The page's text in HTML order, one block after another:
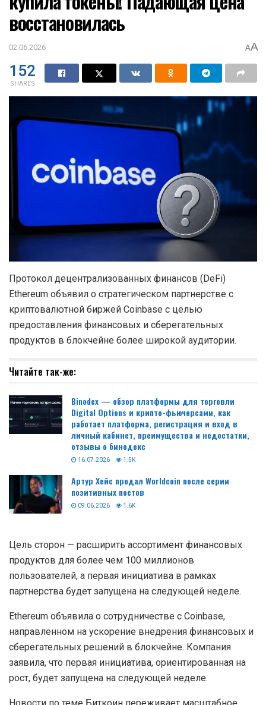
восстановилась
02.06.2026 AA
152
SHARES
Протокол децентрализованных финансов (DeFi)
Ethereum объявил о стратегическом партнерстве с
криптовалютной биржей Coinbase с целью
предоставления финансовых и сберегательных
продуктов в блокчейне более широкой аудитории.
Читайте так-же:
Binodex — обзор платформы для торговли
Digital Options и крипто-фьючерсами, как
работает платформа, регистрация и вход в
личный кабинет, преимущества и недостатки,
отзывы о бинодекс
16.07.2026 1.5K
Артур Хейс продал Worldcoin после серии
позитивных постов
09.06.2026 1.6K
Цель сторон — расширить ассортимент финансовых
продуктов для более чем 100 миллионов
пользователей, а первая инициатива в рамках
партнерства будет запущена на следующей неделе.
Ethereum объявила о сотрудничестве с Coinbase,
направленном на ускорение внедрения финансовых и
сберегательных решений в блокчейне. Компания
заявила, что первая инициатива, ориентированная на
рост, будет запущена на следующей неделе.
Новости по теме Биткоин переживает масштабное